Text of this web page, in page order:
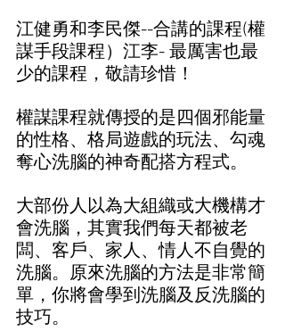
江健勇和李民傑--合講的課程(權
謀手段課程）江李- 最厲害也最
少的課程，敬請珍惜！
權謀課程就傳授的是四個邪能量
的性格、格局遊戲的玩法、勾魂
奪心洗腦的神奇配搭方程式。
大部份人以為大組織或大機構才
會洗腦，其實我們每天都被老
闆、客戶、家人、情人不自覺的
洗腦。原來洗腦的方法是非常簡
單，你將會學到洗腦及反洗腦的
技巧。